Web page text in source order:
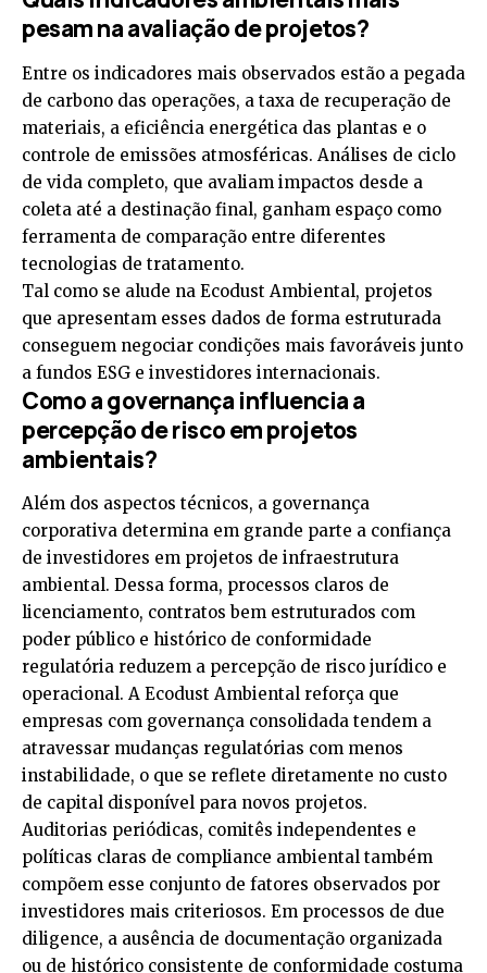
pesam na avaliação de projetos?
Entre os indicadores mais observados estão a pegada
de carbono das operações, a taxa de recuperação de
materiais, a eficiência energética das plantas e o
controle de emissões atmosféricas. Análises de ciclo
de vida completo, que avaliam impactos desde a
coleta até a destinação final, ganham espaço como
ferramenta de comparação entre diferentes
tecnologias de tratamento.
Tal como se alude na Ecodust Ambiental, projetos
que apresentam esses dados de forma estruturada
conseguem negociar condições mais favoráveis junto
a fundos ESG e investidores internacionais.
Como a governança influencia a
percepção de risco em projetos
ambientais?
Além dos aspectos técnicos, a governança
corporativa determina em grande parte a confiança
de investidores em projetos de infraestrutura
ambiental. Dessa forma, processos claros de
licenciamento, contratos bem estruturados com
poder público e histórico de conformidade
regulatória reduzem a percepção de risco jurídico e
operacional. A Ecodust Ambiental reforça que
empresas com governança consolidada tendem a
atravessar mudanças regulatórias com menos
instabilidade, o que se reflete diretamente no custo
de capital disponível para novos projetos.
Auditorias periódicas, comitês independentes e
políticas claras de compliance ambiental também
compõem esse conjunto de fatores observados por
investidores mais criteriosos. Em processos de due
diligence, a ausência de documentação organizada
ou de histórico consistente de conformidade costuma